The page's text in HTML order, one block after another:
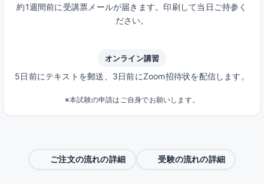
約1週間前に受講票メールが届きます。印刷して当日ご持参く
ださい。
オンライン講習
5日前にテキストを郵送、3日前にZoom招待状を配信します。
※本試験の申請はご自身でお願いします。
ご注文の流れの詳細 受験の流れの詳細